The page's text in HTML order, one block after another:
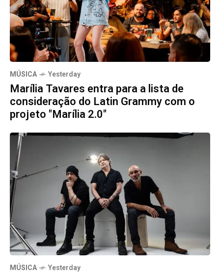
MÚSICA Yesterday
Marília Tavares entra para a lista de
consideração do Latin Grammy com o
projeto "Marília 2.0"
MÚSICA Yesterday